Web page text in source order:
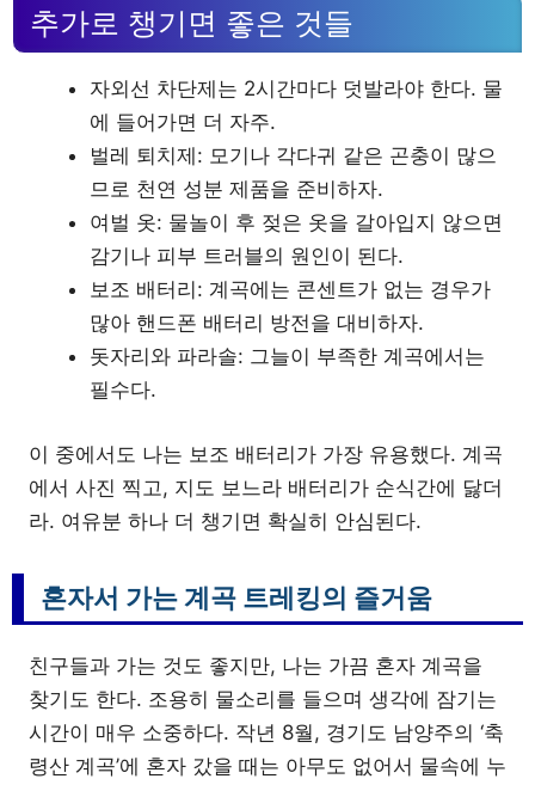
추가로 챙기면 좋은 것들
자외선 차단제는 2시간마다 덧발라야 한다. 물
에 들어가면 더 자주.
벌레 퇴치제: 모기나 각다귀 같은 곤충이 많으
므로 천연 성분 제품을 준비하자.
여벌 옷: 물놀이 후 젖은 옷을 갈아입지 않으면
감기나 피부 트러블의 원인이 된다.
보조 배터리: 계곡에는 콘센트가 없는 경우가
많아 핸드폰 배터리 방전을 대비하자.
돗자리와 파라솔: 그늘이 부족한 계곡에서는
필수다.
이 중에서도 나는 보조 배터리가 가장 유용했다. 계곡
에서 사진 찍고, 지도 보느라 배터리가 순식간에 닳더
라. 여유분 하나 더 챙기면 확실히 안심된다.
혼자서 가는 계곡 트레킹의 즐거움
친구들과 가는 것도 좋지만, 나는 가끔 혼자 계곡을
찾기도 한다. 조용히 물소리를 들으며 생각에 잠기는
시간이 매우 소중하다. 작년 8월, 경기도 남양주의 ‘축
령산 계곡’에 혼자 갔을 때는 아무도 없어서 물속에 누